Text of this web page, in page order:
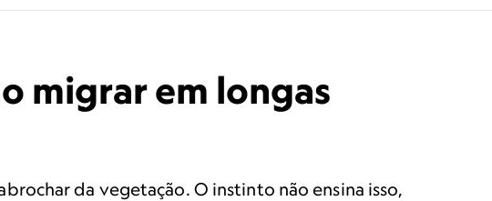
migrar em longas
da vegetação. O instinto não ensina isso,